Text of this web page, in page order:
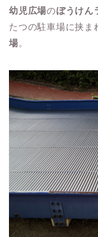
幼児広場のぼうけん
たつの駐車場に挟ま
場。